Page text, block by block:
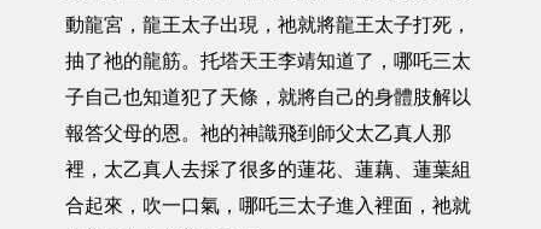
動龍宮，龍王太子出現，祂就將龍王太子打死，
抽了祂的龍筋。托塔天王李靖知道了，哪吒三太
子自己也知道犯了天條，就將自己的身體肢解以
報答父母的恩。祂的神識飛到師父太乙真人那
裡，太乙真人去採了很多的蓮花、蓮藕、蓮葉組
合起來，吹一口氣，哪吒三太子進入裡面，祂就